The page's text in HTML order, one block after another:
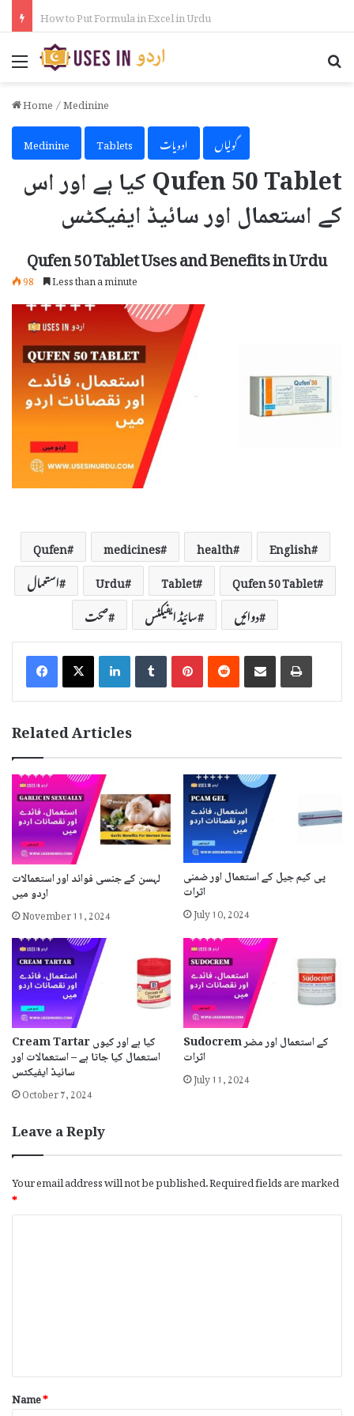
How to Activate iPhone Using 3uTools in Urdu
Menu
Home/Medinine
Medinine
Tablets ادویات گولیاں
Qufen 50 Tablet کیا ہے اور اس
کے استعمال اور سائیڈ ایفیکٹس
Qufen 50 Tablet Uses and Benefits in Urdu
98 Less than a minute
English
health
medicines
Qufen
Qufen 50 Tablet
Tablet
Urdu
استعمال
دوائیں
سائیڈ ایفیکٹس صحت
LinkedInTumblrPinterestReddit Share via Email Print
Related Articles
لہسن کے جنسی فوائد اور استعمالات
اردو میں
November 11, 2024
پی کیم جیل کے استعمال اور ضمنی
اثرات
July 10, 2024
Cream Tartar کیا ہے اور کیوں
استعمال کیا جاتا ہے – استعمالات اور
سائیڈ ایفیکٹس
October 7, 2024
Sudocrem کے استعمال اور مضر
اثرات
July 11, 2024
Leave a Reply
Your email address will not be published.Required fields are marked
*
*
Name*